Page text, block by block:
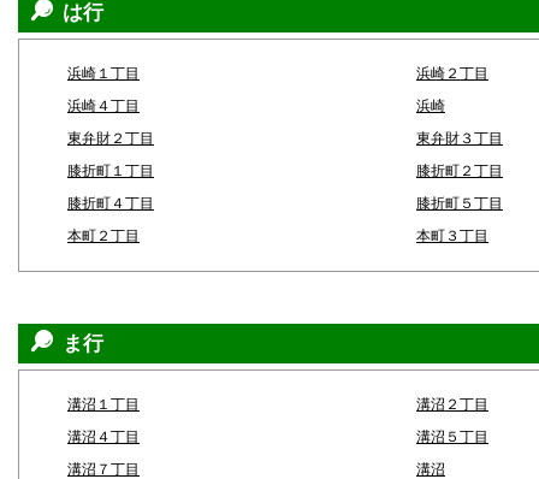
は行
浜崎１丁目
浜崎２丁目
浜崎４丁目
浜崎
東弁財２丁目
東弁財３丁目
膝折町１丁目
膝折町２丁目
膝折町４丁目
膝折町５丁目
本町２丁目
本町３丁目
ま行
溝沼１丁目
溝沼２丁目
溝沼４丁目
溝沼５丁目
溝沼７丁目
溝沼